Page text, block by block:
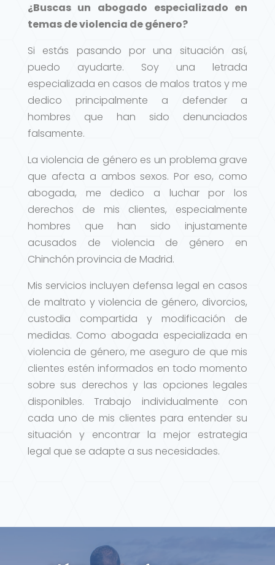
¿Buscas un abogado especializado en
temas de violencia de género?
Si estás pasando por una situación así,
puedo ayudarte. Soy una letrada
especializada en casos de malos tratos y me
dedico principalmente a defender a
hombres que han sido denunciados
falsamente.
La violencia de género es un problema grave
que afecta a ambos sexos. Por eso, como
abogada, me dedico a luchar por los
derechos de mis clientes, especialmente
hombres que han sido injustamente
acusados de violencia de género en
Chinchón provincia de Madrid.
Mis servicios incluyen defensa legal en casos
de maltrato y violencia de género, divorcios,
custodia compartida y modificación de
medidas. Como abogada especializada en
violencia de género, me aseguro de que mis
clientes estén informados en todo momento
sobre sus derechos y las opciones legales
disponibles. Trabajo individualmente con
cada uno de mis clientes para entender su
situación y encontrar la mejor estrategia
legal que se adapte a sus necesidades.